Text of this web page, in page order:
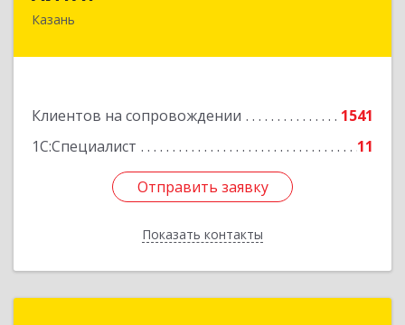
Казань
Клиентов на сопровождении
1541
1С:Специалист
11
Отправить заявку
Показать контакты
Подробнее
Отправить заявку
Назад